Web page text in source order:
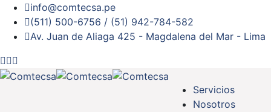
info@comtecsa.pe
(511) 500-6756 / (51) 942-784-582
Av. Juan de Aliaga 425 - Magdalena del Mar - Lima
Servicios
Nosotros